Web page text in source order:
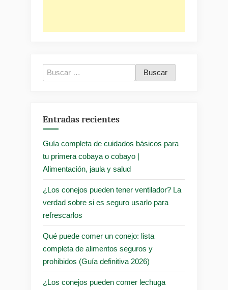
Buscar:
Entradas recientes
Guía completa de cuidados básicos para
tu primera cobaya o cobayo |
Alimentación, jaula y salud
¿Los conejos pueden tener ventilador? La
verdad sobre si es seguro usarlo para
refrescarlos
Qué puede comer un conejo: lista
completa de alimentos seguros y
prohibidos (Guía definitiva 2026)
¿Los conejos pueden comer lechuga